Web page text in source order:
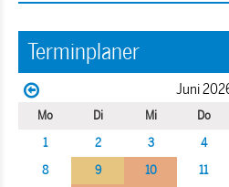
Terminplaner
Juni
Mo Di Mi Do
1
2 3 4
8
9 10 11